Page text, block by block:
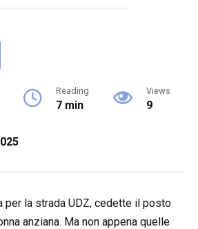
Reading
7 min
Views
9
per la strada UDZ, cedette il posto
anziana. Ma non appena quelle